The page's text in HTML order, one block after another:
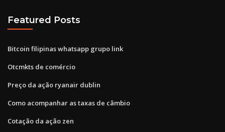
Featured Posts
Bitcoin filipinas whatsapp grupo link
Otcmkts de comércio
Preço da ação ryanair dublin
Como acompanhar as taxas de câmbio
Cotação da ação zen